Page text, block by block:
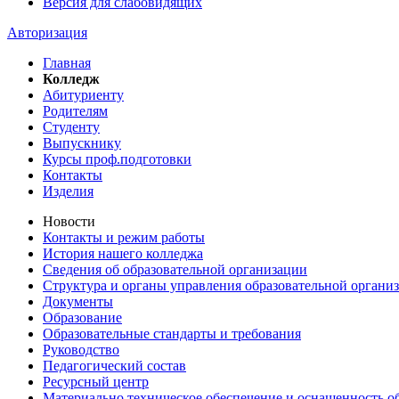
Авторизация
Главная
Колледж
Абитуриенту
Родителям
Студенту
Выпускнику
Курсы проф.подготовки
Контакты
Изделия
Новости
Контакты и режим работы
История нашего колледжа
Сведения об образовательной организации
Структура и органы управления образовательной
Документы
Образование
Образовательные стандарты и требования
Руководство
Педагогический состав
Ресурсный центр